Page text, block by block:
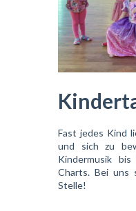
Fast jedes Kind
und sich zu
Kindermusik
Charts. Bei uns
Stelle!